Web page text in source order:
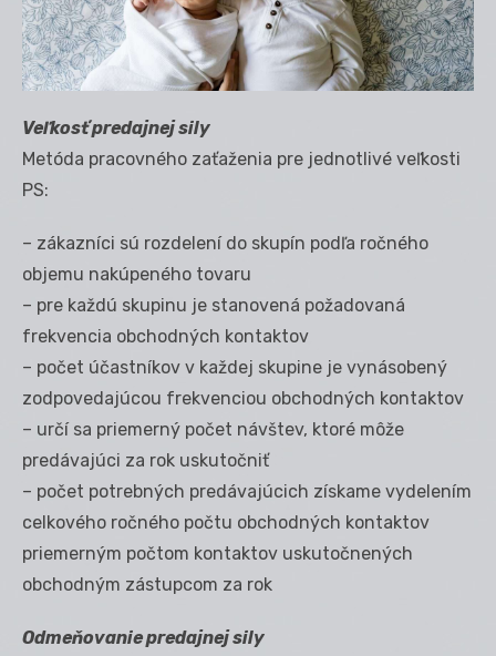
Veľkosť predajnej sily
Metóda pracovného zaťaženia pre jednotlivé veľkosti
PS:
– zákazníci sú rozdelení do skupín podľa ročného
objemu nakúpeného tovaru
– pre každú skupinu je stanovená požadovaná
frekvencia obchodných kontaktov
– počet účastníkov v každej skupine je vynásobený
zodpovedajúcou frekvenciou obchodných kontaktov
– určí sa priemerný počet návštev, ktoré môže
predávajúci za rok uskutočniť
– počet potrebných predávajúcich získame vydelením
celkového ročného počtu obchodných kontaktov
priemerným počtom kontaktov uskutočnených
obchodným zástupcom za rok
Odmeňovanie predajnej sily